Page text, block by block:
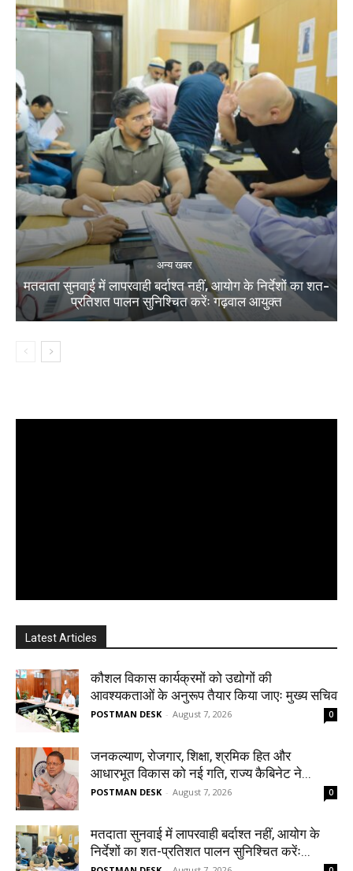
अन्य खबर
मतदाता सुनवाई में लापरवाही बर्दाश्त नहीं, आयोग के निर्देशों का शत-
प्रतिशत पालन सुनिश्चित करेंः गढ़वाल आयुक्त
Latest Articles
कौशल विकास कार्यक्रमों को उद्योगों की
आवश्यकताओं के अनुरूप तैयार किया जाएः मुख्य सचिव
POSTMAN DESK - August 7, 2026 0
जनकल्याण, रोजगार, शिक्षा, श्रमिक हित और
आधारभूत विकास को नई गति, राज्य कैबिनेट ने...
POSTMAN DESK - August 7, 2026 0
मतदाता सुनवाई में लापरवाही बर्दाश्त नहीं, आयोग के
निर्देशों का शत-प्रतिशत पालन सुनिश्चित करेंः...